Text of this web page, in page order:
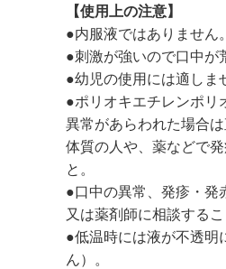
【使用上の注意】
●内服液ではありません
●刺激が強いので口中が
●幼児の使用には適しま
●ポリオキエチレンポリ
異常があらわれた場合
体質の人や、薬などで
と。
●口中の異常、発疹・発
又は薬剤師に相談するこ
●低温時には液が不透明
ん）。